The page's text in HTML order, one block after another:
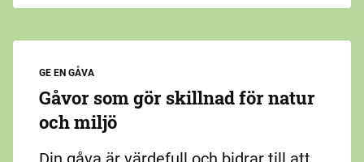
GE EN GÅVA
Gåvor som gör skillnad för natur
och miljö